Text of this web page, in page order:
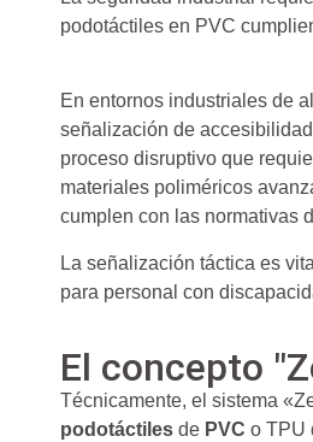
podotáctiles en PVC
En entornos industriales de
señalización de
proceso disruptivo que
materiales poliméricos
cumplen con las normativas
La señalización táctica es
para personal con
El concepto
Técnicamente, el sistema
podotáctiles de PVC o TPU